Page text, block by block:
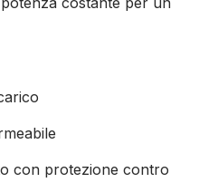
con protezione contro